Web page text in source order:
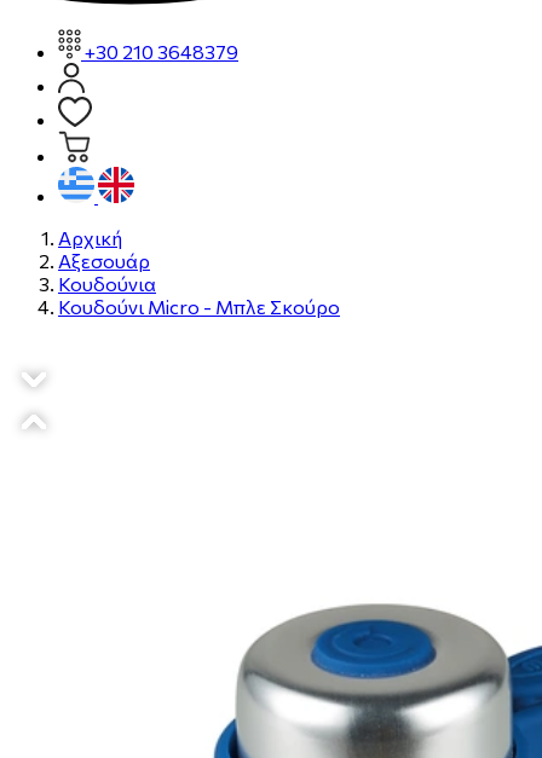
+30 210 3648379
Αρχική
Αξεσουάρ
Κουδούνια
Κουδούνι Micro - Μπλε Σκούρο